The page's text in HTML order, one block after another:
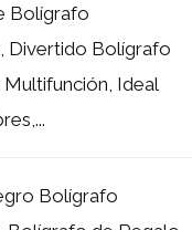
Bolígrafo
Divertido Bolígrafo
Ideal
Bolígrafo